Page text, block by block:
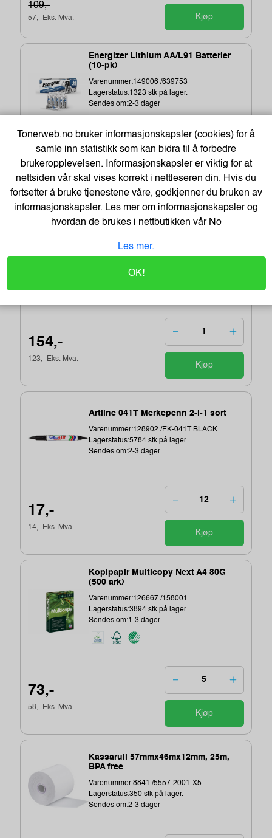
109,-
57,- Eks. Mva. Kjøp
Energizer Lithium AA/L91 Batterier
(10-pk)
Varenummer:149006 /639753
Lagerstatus:1323 stk på lager.
Sendes om:2-3 dager
261,-
209,- Eks. Mva.
Kjøp
Cateringfilm Wrapmaster1000
30Cmx100M (3 stk)
Lagerstatus:1629 stk på lager.
154,-
123,- Eks. Mva.
Kjøp
Artline 041T Merkepenn 2-i-1 sort
Varenummer:128902 /EK-041T BLACK
Lagerstatus:5784 stk på lager.
Sendes om:2-3 dager
17,-
14,- Eks. Mva.
Kjøp
Kopipapir Multicopy Next A4 80G
(500 ark)
Varenummer:126667 /158001
Lagerstatus:3894 stk på lager.
Sendes om:1-3 dager
73,-
58,- Eks. Mva.
Kjøp
Kassarull 57mmx46mx12mm, 25m,
BPA free
Varenummer:8841 /5557-2001-X5
Lagerstatus:350 stk på lager.
Sendes om:2-3 dager
Tonerweb.no bruker informasjonskapsler (cookies) for å
samle inn statistikk som kan bidra til å forbedre
brukeropplevelsen. Informasjonskapsler er viktig for at
nettsiden vår skal vises korrekt i nettleseren din. Hvis du
fortsetter å bruke tjenestene våre, godkjenner du bruken av
informasjonskapsler. Les mer om informasjonskapsler og
hvordan de brukes i nettbutikken vårNo
Les mer.
OK!